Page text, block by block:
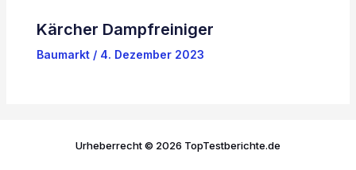
Kärcher Dampfreiniger
Baumarkt/ 4. Dezember 2023
Urheberrecht © 2026 TopTestberichte.de